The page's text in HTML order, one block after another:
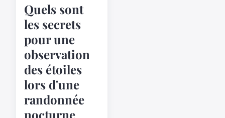
Quels sont
les secrets
pour une
observation
des étoiles
lors d'une
randonnée
nocturne